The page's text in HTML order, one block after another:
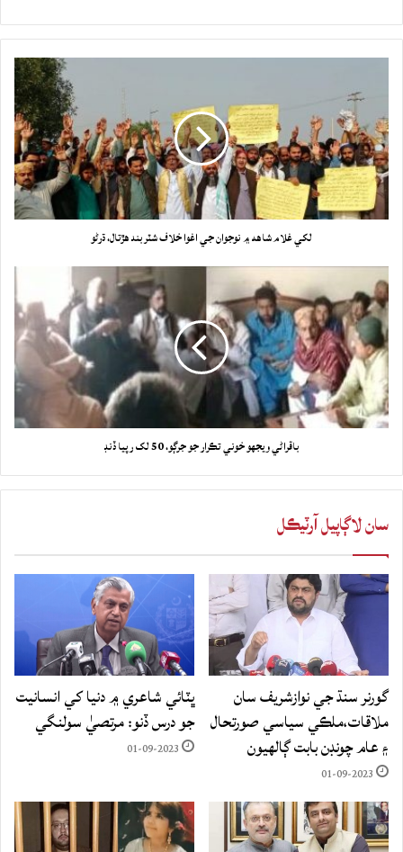
لکي غلام شاهه ۾ نوجوان جي اغوا خلاف شٽربند هڙتال، ڌرڻو
باقراڻي ويجهو خوني تڪرار جو جرڳو، 50 لک رپيا ڏنڊ
سان لاڳاپيل آرٽيڪل
گورنر سنڌ جي نوازشريف سان
ملاقات،ملڪي سياسي صورتحال
۽ عام چونڊن بابت ڳالهيون
01-09-2023
ڀٽائي شاعري ۾ دنيا کي انسانيت
جو درس ڏنو: مرتصيٰ سولنگي
01-09-2023